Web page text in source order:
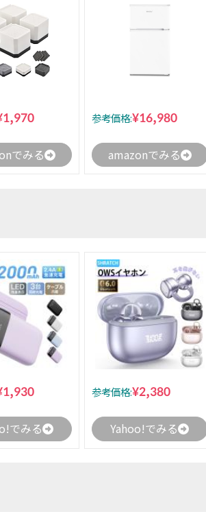
でみる
参考価格:¥16,980
amazonでみる
でみる
参考価格:¥2,380
Yahoo!でみる